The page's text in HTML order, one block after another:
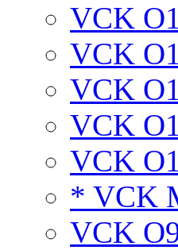
VCK
VCK
VCK
VCK
VCK
* VCK
VCK